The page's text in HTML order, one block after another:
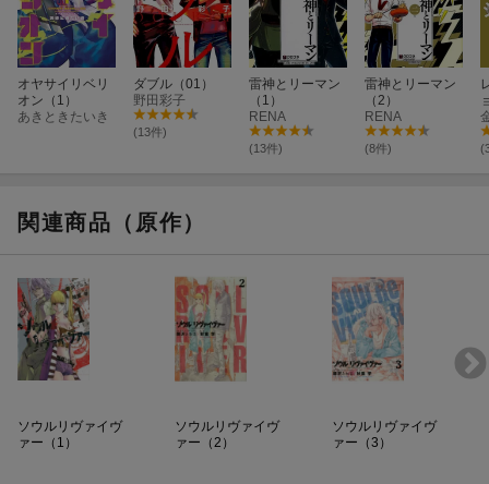
オヤサイリベリ
オン（1）
あきときたいき
ダブル（01）
野田彩子
(13件)
雷神とリーマン
（1）
RENA
(13件)
雷神とリーマン
（2）
RENA
(8件)
関連商品（原作）
ソウルリヴァイヴ
ァー（1）
ソウルリヴァイヴ
ァー（2）
ソウルリヴァイヴ
ァー（3）